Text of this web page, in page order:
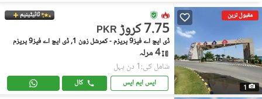
مقبول ترین
1
ٹائیٹینیم
PKR 7.75 کروڑ
ڈی ایچ اے فیز9 پریزم - کمرشل زون 1, ڈی ایچ اے فیز9 پریزم
4 مرلہ
شامل کی:1 دن پہل
ایس ایم ایس کال